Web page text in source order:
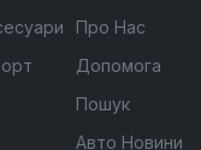
Про Нас
Допомога
Пошук
Авто Новини